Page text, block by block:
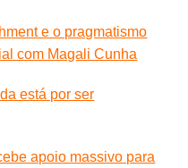
e o pragmatismo
com Magali Cunha
está por ser
apoio massivo para